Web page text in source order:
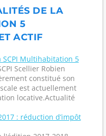
DE LA
5
ACTIF
SCPI Multihabitation 5
Scellier Robien
constitué son
est actuellement
locative.Actualité
: réduction d’impôt